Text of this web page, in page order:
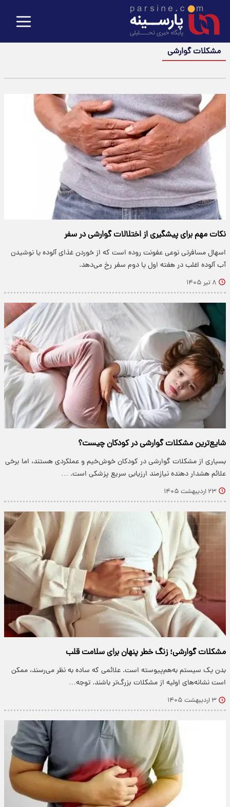
مشکلات گوارشی
نکات مهم برای پیشگیری از اختلالات گوارشی در سفر
اسهال مسافرتی نوعی عفونت روده است که از خوردن غذای آلوده یا نوشیدن
آب آلوده اغلب در هفته اول یا دوم سفر رخ می‌دهد.
۸ تیر ۱۴۰۵
شایع‌ترین مشکلات گوارشی در کودکان چیست؟
بسیاری از مشکلات گوارشی در کودکان خوش‌خیم و عملکردی هستند، اما برخی
علائم هشدار دهنده نیازمند ارزیابی سریع پزشکی است. …
۲۳ اردیبهشت ۱۴۰۵
مشکلات گوارشی؛ زنگ خطر پنهان برای سلامت قلب
بدن یک سیستم به‌هم‌پیوسته است. علائمی که ساده به نظر می‌رسند، ممکن
است نشانه‌های اولیه از مشکلات بزرگ‌تر باشند. توجه…
۳ اردیبهشت ۱۴۰۵